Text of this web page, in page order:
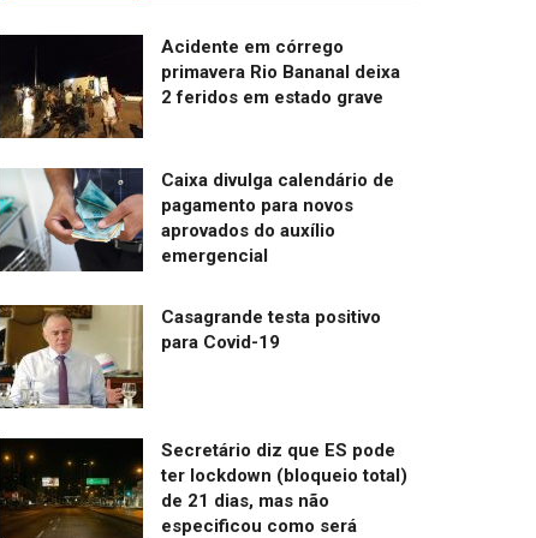
Acidente em córrego
primavera Rio Bananal deixa
2 feridos em estado grave
Caixa divulga calendário de
pagamento para novos
aprovados do auxílio
emergencial
Casagrande testa positivo
para Covid-19
Secretário diz que ES pode
ter lockdown (bloqueio total)
de 21 dias, mas não
especificou como será